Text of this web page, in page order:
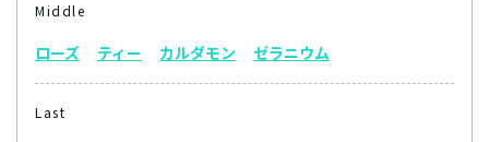
Middle
ローズ ティー カルダモン ゼラニウム
Last